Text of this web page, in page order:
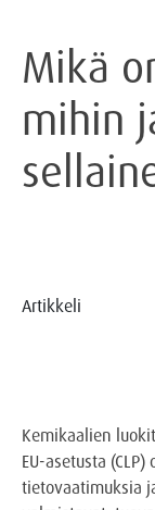
Mikä
mihin
Artikkeli
Kemikaalien
EU-asetusta
tietovaatimuksia